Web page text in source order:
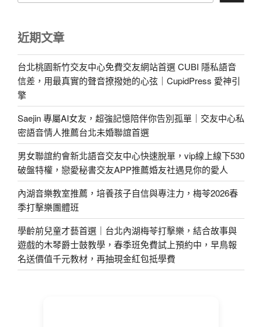
近期文章
台北桃園新竹交友中心免費交友網站首選 CUBI 隱私語音
信差，用最真實的聲音撩撥她的心弦｜CupidPress 愛神引
擎
Saejin 專屬AI女友，超強記憶陪伴你告別孤單｜交友中心私
密語音情人推薦台北未婚聯誼首選
男女聯誼約會新北語音交友中心快速脫單，vip線上線下530
破盤特權，戀愛秘書交友APP推薦婚友社遇見你的愛人
內湖音樂教室推薦，培養孩子自信與專注力，梅苓2026春
季打擊樂團體班
學齡前兒童才藝首選｜台北內湖梅苓打擊樂，結合故事與
遊戲的木琴爵士鼓教學，春季班免費試上預約中，早鳥報
名送價值千元教材，再抽現金紅包抵學費